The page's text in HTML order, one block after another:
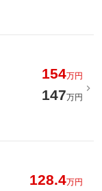
154万円
147万円
128.4万円